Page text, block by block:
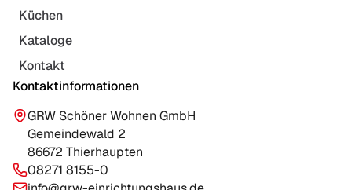
Küchen
Kataloge
Kontakt
Kontaktinformationen
GRW Schöner Wohnen GmbH
Gemeindewald 2
86672 Thierhaupten
08271 8155-0